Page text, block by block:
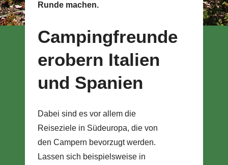
Runde machen.
Campingfreunde
erobern Italien
und Spanien
Dabei sind es vor allem die
Reiseziele in Südeuropa, die von
den Campern bevorzugt werden.
Lassen sich beispielsweise in